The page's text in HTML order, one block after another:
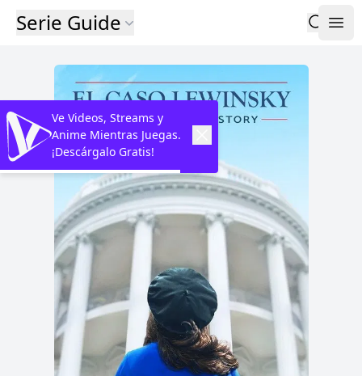
Serie Guide
Ve Videos, Streams y
Anime Mientras Juegas.
¡Descárgalo Gratis!